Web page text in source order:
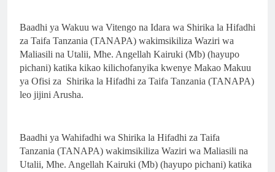
Baadhi ya Wakuu wa Vitengo na Idara wa Shirika la Hifadhi
za Taifa Tanzania (TANAPA) wakimsikiliza Waziri wa
Maliasili na Utalii, Mhe. Angellah Kairuki (Mb) (hayupo
pichani) katika kikao kilichofanyika kwenye Makao Makuu
ya Ofisi za Shirika la Hifadhi za Taifa Tanzania (TANAPA)
leo jijini Arusha.
Baadhi ya Wahifadhi wa Shirika la Hifadhi za Taifa
Tanzania (TANAPA) wakimsikiliza Waziri wa Maliasili na
Utalii, Mhe. Angellah Kairuki (Mb) (hayupo pichani) katika